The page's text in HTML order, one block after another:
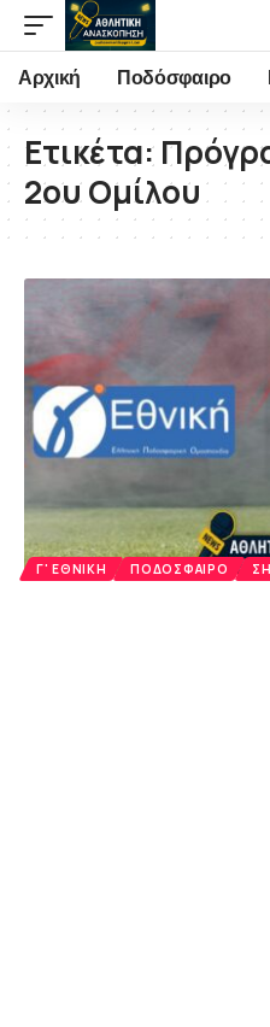
Αρχική Ποδόσφαιρο
Ετικέτα:
2ου Ομίλου
Γ' ΕΘΝΙΚΉ ΠΟΔΌΣΦΑΙΡΟ